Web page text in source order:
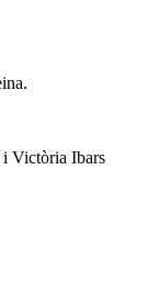
Victòria Ibars